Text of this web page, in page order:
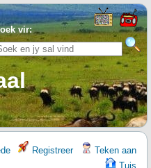
vir:
Registreer
Teken aan
Tuis